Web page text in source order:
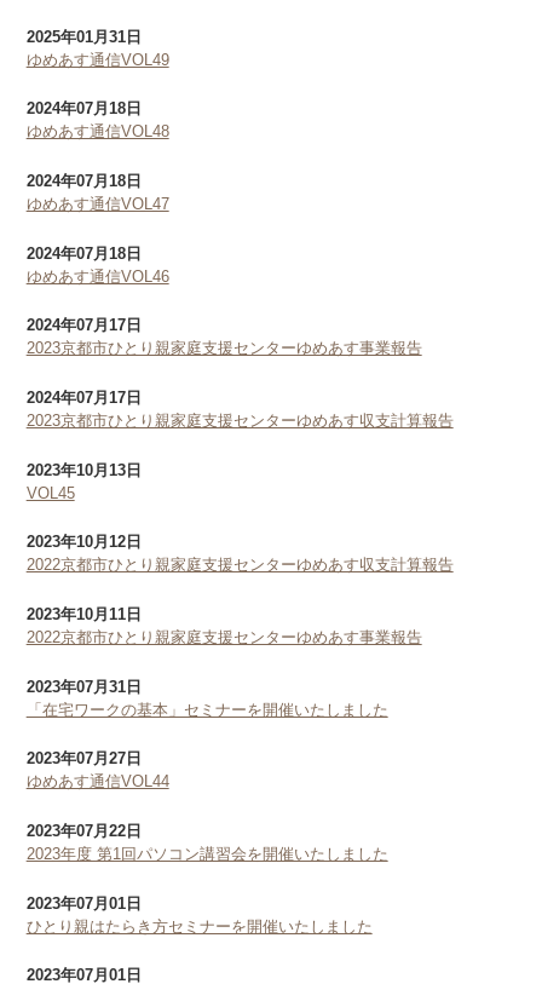
2025年01月31日
ゆめあす通信VOL49
2024年07月18日
ゆめあす通信VOL48
2024年07月18日
ゆめあす通信VOL47
2024年07月18日
ゆめあす通信VOL46
2024年07月17日
2023京都市ひとり親家庭支援センターゆめあす事業報告
2024年07月17日
2023京都市ひとり親家庭支援センターゆめあす収支計算報告
2023年10月13日
VOL45
2023年10月12日
2022京都市ひとり親家庭支援センターゆめあす収支計算報告
2023年10月11日
2022京都市ひとり親家庭支援センターゆめあす事業報告
2023年07月31日
「在宅ワークの基本」セミナーを開催いたしました
2023年07月27日
ゆめあす通信VOL44
2023年07月22日
2023年度 第1回パソコン講習会を開催いたしました
2023年07月01日
ひとり親はたらき方セミナーを開催いたしました
2023年07月01日